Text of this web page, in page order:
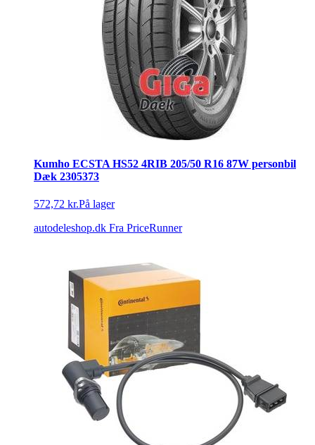
Kumho ECSTA HS52 4RIB 205/50 R16 87W personbil
Dæk 2305373
572,72 kr.På lager
autodeleshop.dk Fra PriceRunner